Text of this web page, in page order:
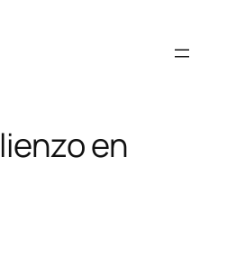
lienzo en